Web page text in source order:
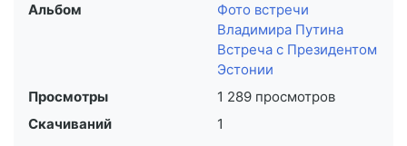
Альбом
Фото встречи
Владимира Путина
Встреча с Президентом
Эстонии
Просмотры
1 289 просмотров
Скачиваний
1